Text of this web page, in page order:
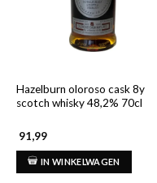
Hazelburn oloroso cask 8y
scotch whisky 48,2% 70cl
91,99
IN WINKELWAGEN